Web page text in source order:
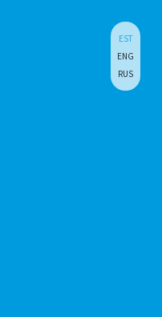
EST
ENG
RUS